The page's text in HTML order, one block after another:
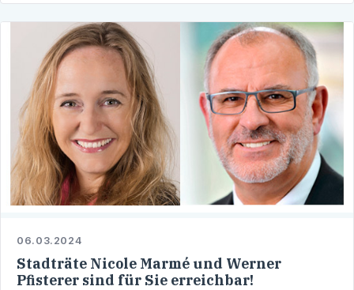
06.03.2024
Stadträte Nicole Marmé und Werner
Pfisterer sind für Sie erreichbar!